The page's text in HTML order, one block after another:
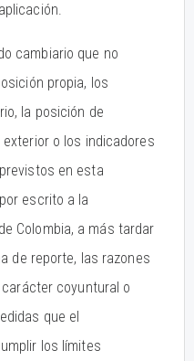
cambiario que no
propia, los
la posición de
o los indicadores
en esta
escrito a la
Colombia, a más tardar
de reporte, las razones
coyuntural o
que el
los límites